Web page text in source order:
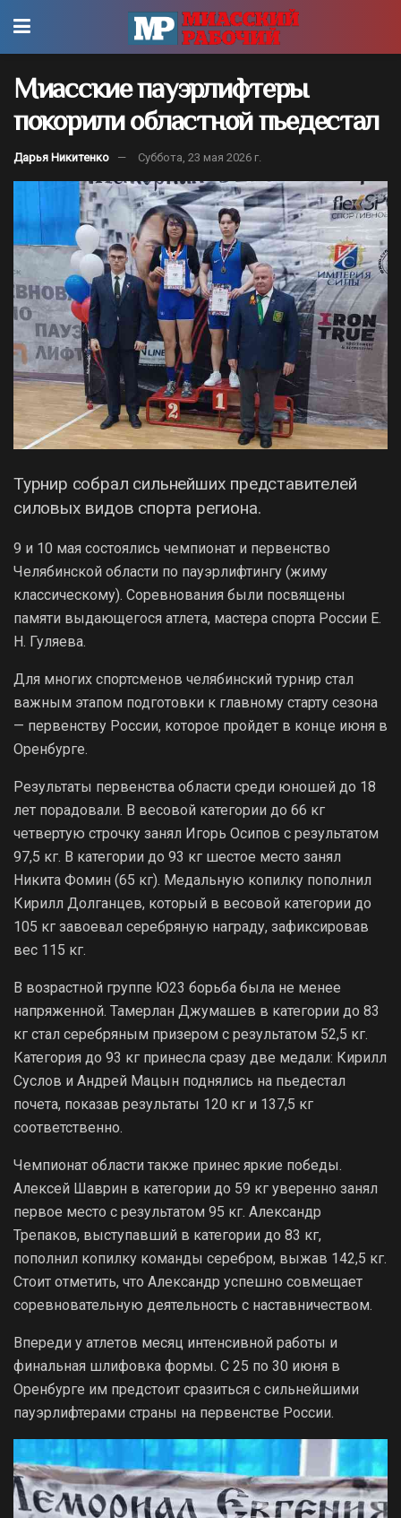
Миасские пауэрлифтеры
покорили областной пьедестал
Дарья Никитенко Суббота, 23 мая 2026 г.
Турнир собрал сильнейших представителей
силовых видов спорта региона.
9 и 10 мая состоялись чемпионат и первенство
Челябинской области по пауэрлифтингу (жиму
классическому). Соревнования были посвящены
памяти выдающегося атлета, мастера спорта России Е.
Н. Гуляева.
Для многих спортсменов челябинский турнир стал
важным этапом подготовки к главному старту сезона
— первенству России, которое пройдет в конце июня в
Оренбурге.
Результаты первенства области среди юношей до 18
лет порадовали. В весовой категории до 66 кг
четвертую строчку занял Игорь Осипов с результатом
97,5 кг. В категории до 93 кг шестое место занял
Никита Фомин (65 кг). Медальную копилку пополнил
Кирилл Долганцев, который в весовой категории до
105 кг завоевал серебряную награду, зафиксировав
вес 115 кг.
В возрастной группе Ю23 борьба была не менее
напряженной. Тамерлан Джумашев в категории до 83
кг стал серебряным призером с результатом 52,5 кг.
Категория до 93 кг принесла сразу две медали: Кирилл
Суслов и Андрей Мацын поднялись на пьедестал
почета, показав результаты 120 кг и 137,5 кг
соответственно.
Чемпионат области также принес яркие победы.
Алексей Шаврин в категории до 59 кг уверенно занял
первое место с результатом 95 кг. Александр
Трепаков, выступавший в категории до 83 кг,
пополнил копилку команды серебром, выжав 142,5 кг.
Стоит отметить, что Александр успешно совмещает
соревновательную деятельность с наставничеством.
Впереди у атлетов месяц интенсивной работы и
финальная шлифовка формы. С 25 по 30 июня в
Оренбурге им предстоит сразиться с сильнейшими
пауэрлифтерами страны на первенстве России.